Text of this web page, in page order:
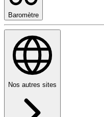
Baromètre
Nos autres sites